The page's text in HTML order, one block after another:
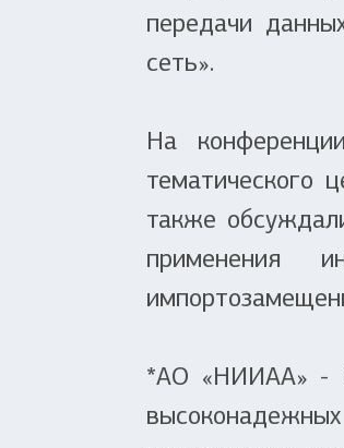
передачи
сеть».
На
тематического
также
применения
*АО «НИИАА» -